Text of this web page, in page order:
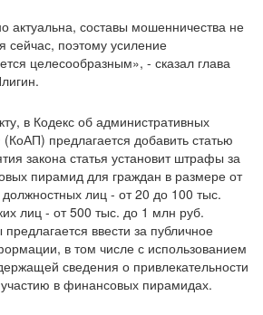
актуальна, составы мошенничества не
сейчас, поэтому усиление
целесообразным», - сказал глава
в Кодекс об административных
предлагается добавить статью
закона статья установит штрафы за
пирамид для граждан в размере от
лиц - от 20 до 100 тыс.
лиц - от 500 тыс. до 1 млн руб.
ввести за публичное
в том числе с использованием
сведения о привлекательности
в финансовых пирамидах.